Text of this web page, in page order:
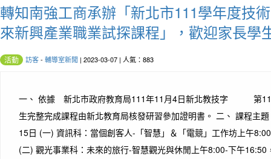
轉知南強工商承辦「新北市111學年度技
來新興產業職業試探課程」，歡迎家長學
活動 訪客- 輔導室新聞 | 2023-03-07 | 人氣：883
一、 依據 新北市政府教育局111年11月4日新北教技字 第
生完整完成課程由新北教育局核發研習參加證明書。 二、 課程主
15日 (一) 資訊科：當個創客人-「智慧」＆「電競」工作坊上午
(二) 觀光事業科：未來的旅行-智慧觀光與休閒上午8:00-下午16:50